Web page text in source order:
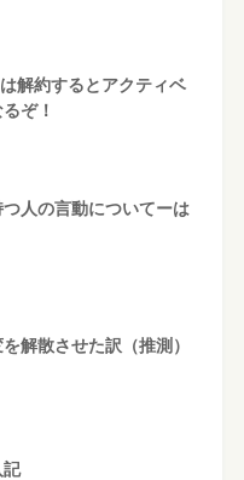
解約するとアクティベ
ぞ！
人の言動についてーは
解散させた訳（推測）
記